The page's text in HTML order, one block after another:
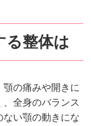
る整体は
の痛みや開きに
、全身のバランス
ない顎の動きにな